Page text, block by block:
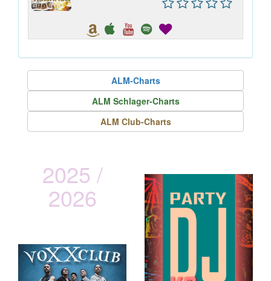
ALM-Charts
ALM Schlager-Charts
ALM Club-Charts
2025 /
2026